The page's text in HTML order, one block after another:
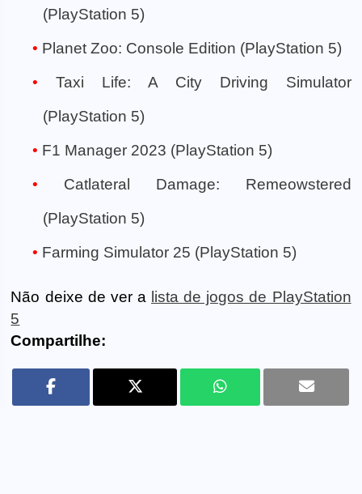
(PlayStation 5)
Planet Zoo: Console Edition (PlayStation 5)
Taxi Life: A City Driving Simulator
(PlayStation 5)
F1 Manager 2023 (PlayStation 5)
Catlateral Damage: Remeowstered
(PlayStation 5)
Farming Simulator 25 (PlayStation 5)
Não deixe de ver a lista de jogos de PlayStation
5
Compartilhe: